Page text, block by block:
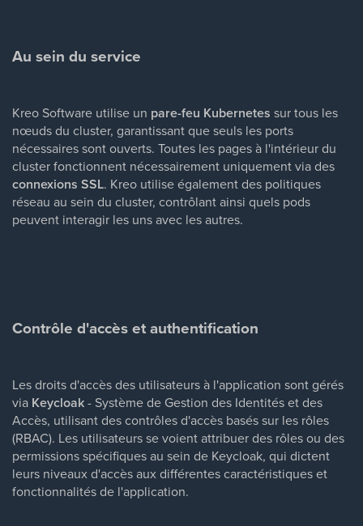
Au sein du service
Kreo Software utilise un pare-feu Kubernetes sur tous les
nœuds du cluster, garantissant que seuls les ports
nécessaires sont ouverts. Toutes les pages à l'intérieur du
cluster fonctionnent nécessairement uniquement via des
connexions SSL. Kreo utilise également des politiques
réseau au sein du cluster, contrôlant ainsi quels pods
peuvent interagir les uns avec les autres.
Contrôle d'accès et authentification
Les droits d'accès des utilisateurs à l'application sont gérés
via Keycloak- Système de Gestion des Identités et des
Accès, utilisant des contrôles d'accès basés sur les rôles
(RBAC). Les utilisateurs se voient attribuer des rôles ou des
permissions spécifiques au sein de Keycloak, qui dictent
leurs niveaux d'accès aux différentes caractéristiques et
fonctionnalités de l'application.